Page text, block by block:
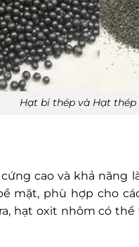
Hạt bi thép và Hạt thép
cao và khả năng
mặt, phù hợp cho
hạt oxit nhôm có